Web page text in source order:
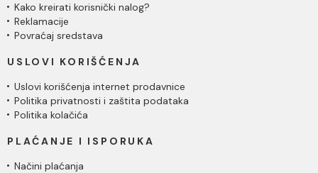
Kako kreirati korisnički nalog?
Reklamacije
Povraćaj sredstava
USLOVI KORIŠĆENJA
Uslovi korišćenja internet prodavnice
Politika privatnosti i zaštita podataka
Politika kolačića
PLAĆANJE I ISPORUKA
Načini plaćanja